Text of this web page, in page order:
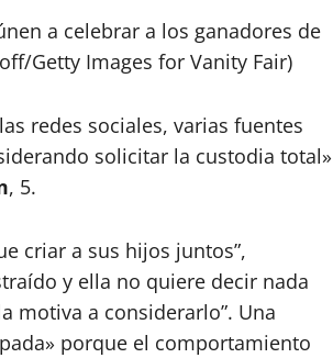
a celebrar a los ganadores de
Getty Images for Vanity Fair)
redes sociales, varias fuentes
solicitar la custodia total»
, 5.
criar a sus hijos juntos”,
y ella no quiere decir nada
motiva a considerarlo”. Una
porque el comportamiento